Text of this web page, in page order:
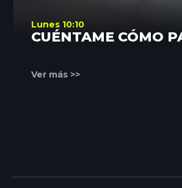
Lunes 10:10
CUÉNTAME CÓMO
Ver más >>